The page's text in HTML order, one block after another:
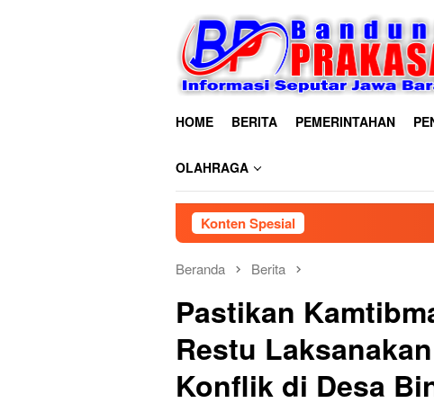
HOME BERITA PEMERINTAHAN
OLAHRAGA
Konten Spesial
Beranda Berita
Pastikan
Restu
Konflik di Desa